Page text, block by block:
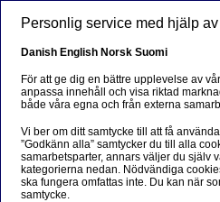
Beklager...
Denne siden findes ikke på
Bli værende på denne siden
Personlig service med hjälp
Danish English Norsk Suomi
För att ge dig en bättre upplevelse av
anpassa innehåll och visa riktad
både våra egna och från externa
Vi ber om ditt samtycke till att få
”Godkänn alla” samtycker du till alla
samarbetsparter, annars väljer du själv
kategorierna nedan. Nödvändiga
ska fungera omfattas inte. Du kan när
samtycke.